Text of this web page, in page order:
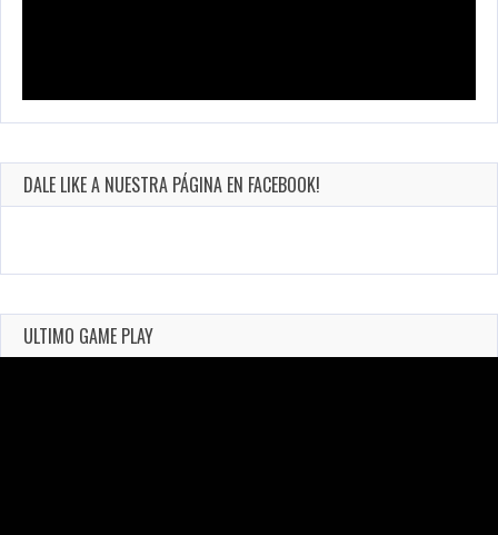
DALE LIKE A NUESTRA PÁGINA EN FACEBOOK!
ULTIMO GAME PLAY